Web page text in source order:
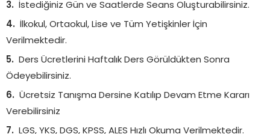
İstediğiniz Gün ve Saatlerde Seans Oluşturabilirsiniz.
İlkokul, Ortaokul, Lise ve Tüm Yetişkinler İçin
Verilmektedir.
Ders Ücretlerini Haftalık Ders Görüldükten Sonra
Ödeyebilirsiniz.
Ücretsiz Tanışma Dersine Katılıp Devam Etme Kararı
Verebilirsiniz
LGS, YKS, DGS, KPSS, ALES Hızlı Okuma Verilmektedir.